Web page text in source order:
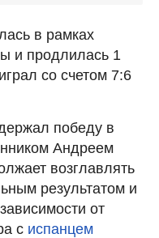
в рамках
и продлилась 1
со счетом 7:6
победу в
Андреем
возглавлять
результатом и
от
с испанцем